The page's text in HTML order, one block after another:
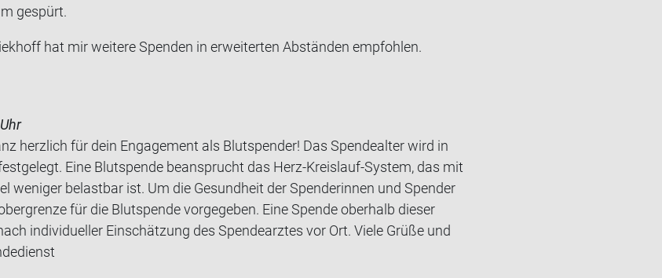
ge­spürt.
hat mir wei­te­re Spen­den in er­wei­ter­ten Ab­stän­den emp­foh­len.
herzlich für dein Engagement als Blutspender! Das Spendealter wird in
Eine Blutspende beansprucht das Herz-Kreislauf-System, das mit
weniger belastbar ist. Um die Gesundheit der Spenderinnen und Spender
für die Blutspende vorgegeben. Eine Spende oberhalb dieser
individueller Einschätzung des Spendearztes vor Ort. Viele Grüße und